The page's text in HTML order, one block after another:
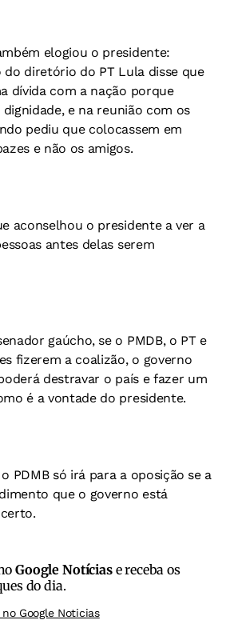
elogiou o presidente:
do diretório do PT Lula disse que
dívida com a nação porque
dignidade, e na reunião com os
pediu que colocassem em
e não os amigos.
aconselhou o presidente a ver a
antes delas serem
gaúcho, se o PMDB, o PT e
fizerem a coalizão, o governo
destravar o país e fazer um
é a vontade do presidente.
PDMB só irá para a oposição se a
que o governo está
Google Notíciase receba os
do dia.
no Google Noticias